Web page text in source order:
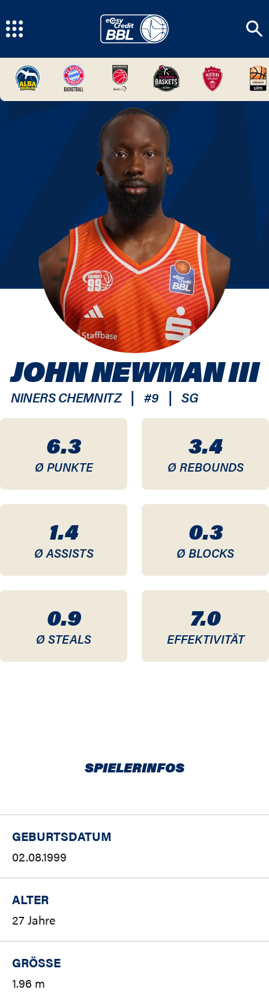
6.3
Ø PUNKTE
3.4
Ø REBOUNDS
1.4
Ø ASSISTS
0.3
Ø BLOCKS
0.9
Ø STEALS
7.0
EFFEKTIVITÄT
JOHN NEWMAN III
NINERS CHEMNITZ | #9 | SG
SPIELERINFOS
GEBURTSDATUM
02.08.1999
ALTER
27 Jahre
GRÖSSE
1.96 m